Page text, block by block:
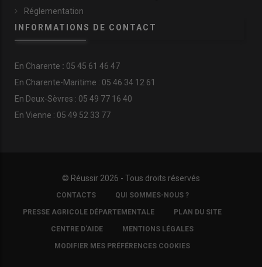
Réglementation
INFORMATIONS DE CONTACT
En Charente : 05 45 61 46 47
En Charente-Maritime : 05 46 34 12 61
En Deux-Sèvres : 05 49 77 16 40
En Vienne : 05 49 52 33 77
© Réussir 2026 - Tous droits réservés
COPYRIGHTCONTACTS QUI SOMMES-NOUS ?
PRESSE AGRICOLE DÉPARTEMENTALE PLAN DU SITE
CENTRE D'AIDE MENTIONS LÉGALES
MODIFIER MES PRÉFÉRENCES COOKIES